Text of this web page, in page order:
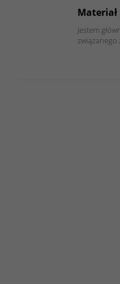
Materiał
Jestem
związanego